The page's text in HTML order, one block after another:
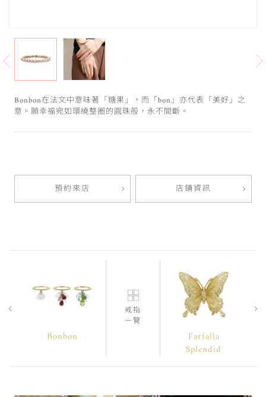
Bonbon在法文中意味著「糖果」，而「bon」亦代表「美好」之
意。願幸福宛如環繞整圈的圓珠般，永不間斷。
預約來店 店鋪資訊
Bonbon
戒指
一覽
Farfalla
Splendid